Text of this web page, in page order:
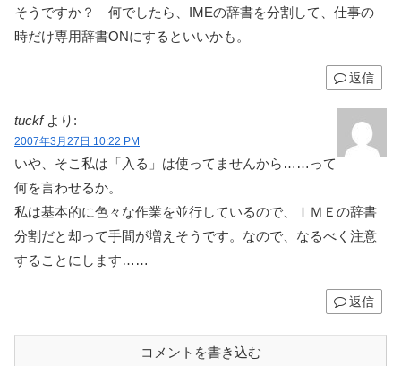
そうですか？ 何でしたら、IMEの辞書を分割して、仕事の
時だけ専用辞書ONにするといいかも。
返信
tuckf より:
2007年3月27日 10:22 PM
いや、そこ私は「入る」は使ってませんから……って
何を言わせるか。
私は基本的に色々な作業を並行しているので、ＩＭＥの辞書
分割だと却って手間が増えそうです。なので、なるべく注意
することにします……
返信
コメントを書き込む